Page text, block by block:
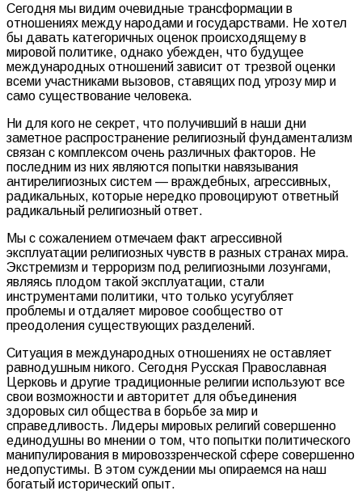
Сегодня мы видим очевидные трансформации в
отношениях между народами и государствами. Не хотел
бы давать категоричных оценок происходящему в
мировой политике, однако убежден, что будущее
международных отношений зависит от трезвой оценки
всеми участниками вызовов, ставящих под угрозу мир и
само существование человека.
Ни для кого не секрет, что получивший в наши дни
заметное распространение религиозный фундаментализм
связан с комплексом очень различных факторов. Не
последним из них являются попытки навязывания
антирелигиозных систем — враждебных, агрессивных,
радикальных, которые нередко провоцируют ответный
радикальный религиозный ответ.
Мы с сожалением отмечаем факт агрессивной
эксплуатации религиозных чувств в разных странах мира.
Экстремизм и терроризм под религиозными лозунгами,
являясь плодом такой эксплуатации, стали
инструментами политики, что только усугубляет
проблемы и отдаляет мировое сообщество от
преодоления существующих разделений.
Ситуация в международных отношениях не оставляет
равнодушным никого. Сегодня Русская Православная
Церковь и другие традиционные религии используют все
свои возможности и авторитет для объединения
здоровых сил общества в борьбе за мир и
справедливость. Лидеры мировых религий совершенно
единодушны во мнении о том, что попытки политического
манипулирования в мировоззренческой сфере совершенно
недопустимы. В этом суждении мы опираемся на наш
богатый исторический опыт.